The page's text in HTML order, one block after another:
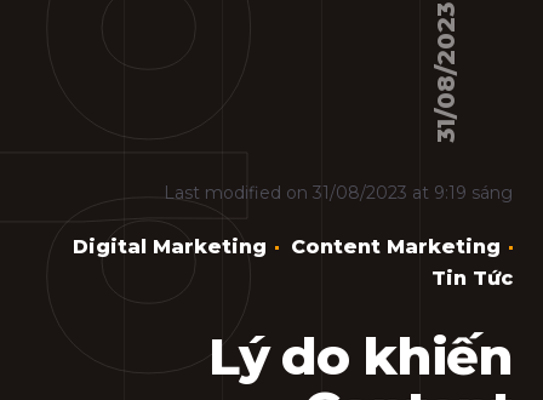
31/08/2023
Last modified on 31/08/2023 at 9:19 sáng
Digital Marketing
Content Marketing
Tin Tức
Lý do khiến